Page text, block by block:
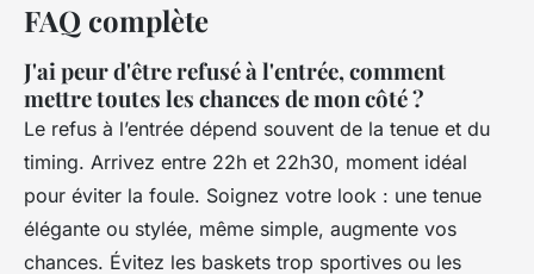
FAQ complète
J'ai peur d'être refusé à l'entrée, comment
mettre toutes les chances de mon côté ?
Le refus à l’entrée dépend souvent de la tenue et du
timing. Arrivez entre 22h et 22h30, moment idéal
pour éviter la foule. Soignez votre look : une tenue
élégante ou stylée, même simple, augmente vos
chances. Évitez les baskets trop sportives ou les